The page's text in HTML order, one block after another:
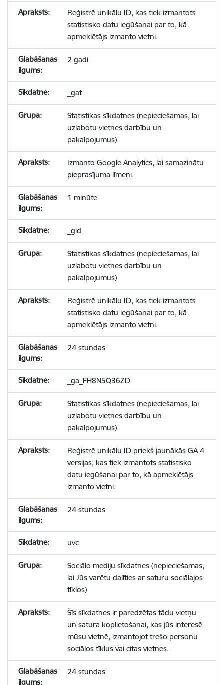
Reģistrē unikālu ID, kas tiek izmantots
statistisko datu iegūšanai par to, kā
apmeklētājs izmanto vietni.
2 gadi
_gat
Statistikas sīkdatnes (nepieciešamas, lai
uzlabotu vietnes darbību un
pakalpojumus)
Izmanto Google Analytics, lai samazinātu
pieprasījuma līmeni.
1 minūte
_gid
Statistikas sīkdatnes (nepieciešamas, lai
uzlabotu vietnes darbību un
pakalpojumus)
Reģistrē unikālu ID, kas tiek izmantots
statistisko datu iegūšanai par to, kā
apmeklētājs izmanto vietni.
24 stundas
_ga_FH8N5Q36ZD
Statistikas sīkdatnes (nepieciešamas, lai
uzlabotu vietnes darbību un
pakalpojumus)
Reģistrē unikālu ID priekš jaunākās GA 4
versijas, kas tiek izmantots statistisko
datu iegūšanai par to, kā apmeklētājs
izmanto vietni.
24 stundas
uvc
Sociālo mediju sīkdatnes (nepieciešamas,
lai Jūs varētu dalīties ar saturu sociālajos
tīklos)
Šīs sīkdatnes ir paredzētas tādu vietņu
un satura koplietošanai, kas jūs interesē
mūsu vietnē, izmantojot trešo personu
sociālos tīklus vai citas vietnes.
24 stundas